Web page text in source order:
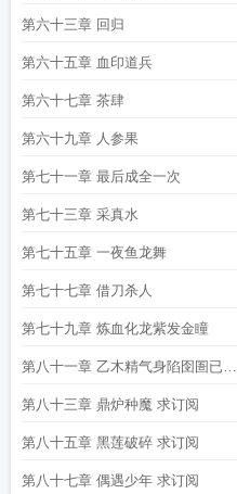
第六十三章 回归
第六十五章 血印道兵
第六十七章 茶肆
第六十九章 人参果
第七十一章 最后成全一次
第七十三章 采真水
第七十五章 一夜鱼龙舞
第七十七章 借刀杀人
第七十九章 炼血化龙紫发金瞳
第八十一章 乙木精气身陷囹圄已肥
可宰
第八十三章 鼎炉种魔 求订阅
第八十五章 黑莲破碎 求订阅
第八十七章 偶遇少年 求订阅